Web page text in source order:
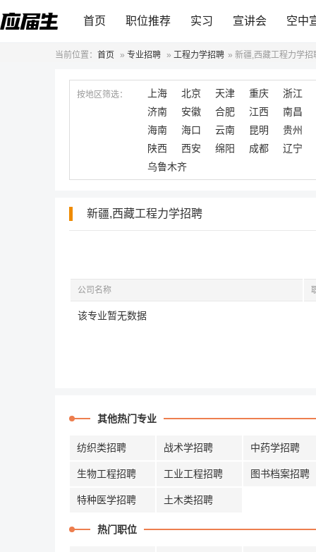
首页 职位推荐 实习 宣讲会 空中
当前位置： 首页 » 专业招聘 » 工程力学招聘 » 新疆,西藏工程力学招
按地区筛选： 上海 北京 天津 重庆
浙江
济南
安徽 合肥 江西
南昌
海南
海口 云南 昆明
贵州
陕西
西安 绵阳 成都
辽宁
乌鲁木齐
新疆,西藏工程力学招聘
公司名称
该专业暂无数据
其他热门专业
纺织类招聘 战术学招聘 中药学招聘
生物工程招聘 工业工程招聘 图书档案招聘
特种医学招聘 土木类招聘
热门职位